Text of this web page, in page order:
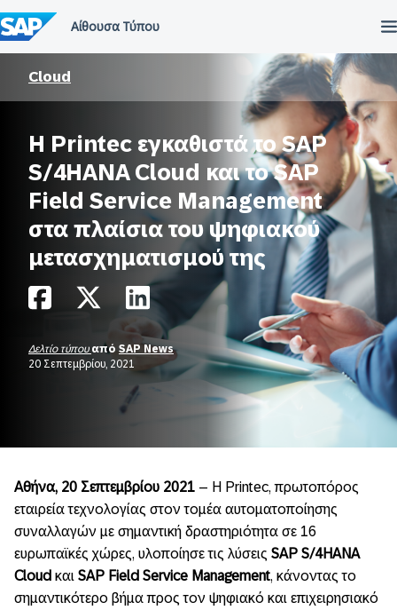
στο
περιεχόμενο
Cloud
Η Printec εγκαθιστά το SAP
S/4HANA Cloud και το SAP
Field Service Management
στα πλαίσια του ψηφιακού
μετασχηματισμού της
Δελτίο τύπου από SAP News
20 Σεπτεμβρίου, 2021
Αθήνα, 20 Σεπτεμβρίου 2021 – Η Printec, πρωτοπόρος
εταιρεία τεχνολογίας στον τομέα αυτοματοποίησης
συναλλαγών με σημαντική δραστηριότητα σε 16
ευρωπαϊκές χώρες, υλοποίησε τις λύσεις SAP S/4HANA
Cloud και SAP Field Service Management, κάνοντας το
σημαντικότερο βήμα προς τον ψηφιακό και επιχειρησιακό